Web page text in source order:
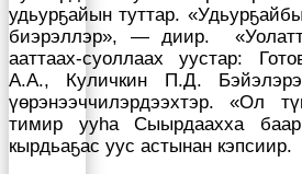
удьурҕайын туттар.
биэрэллэр», — диир.
ааттаах-суоллаах уустар:
А.А., Куличкин П.Д. Бэйэлэрэ
үөрэнээччилэрдээхтэр. «Ол
тимир ууһа Сыырдаахха
кырдьаҕас уус астынан кэпсиир.